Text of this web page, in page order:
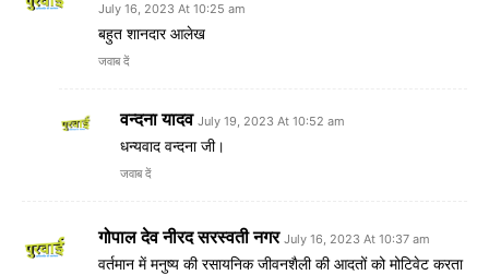
July 16, 2023 At 10:25 am
बहुत शानदार आलेख
जवाब दें
वन्दना यादव July 19, 2023 At 10:52 am
धन्यवाद वन्दना जी।
जवाब दें
गोपाल देव नीरद सरस्वती नगर July 16, 2023 At 10:37 am
वर्तमान में मनुष्य की रसायनिक जीवनशैली की आदतों को मोटिवेट करता